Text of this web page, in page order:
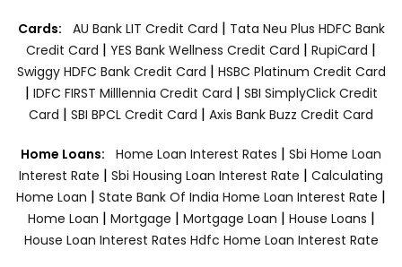
Cards: AU Bank LIT Credit Card | Tata Neu Plus HDFC Bank
Credit Card | YES Bank Wellness Credit Card | RupiCard |
Swiggy HDFC Bank Credit Card | HSBC Platinum Credit Card
| IDFC FIRST Milllennia Credit Card | SBI SimplyClick Credit
Card | SBI BPCL Credit Card | Axis Bank Buzz Credit Card
Home Loans: Home Loan Interest Rates | Sbi Home Loan
Interest Rate | Sbi Housing Loan Interest Rate | Calculating
Home Loan | State Bank Of India Home Loan Interest Rate |
Home Loan | Mortgage | Mortgage Loan | House Loans |
House Loan Interest Rates Hdfc Home Loan Interest Rate